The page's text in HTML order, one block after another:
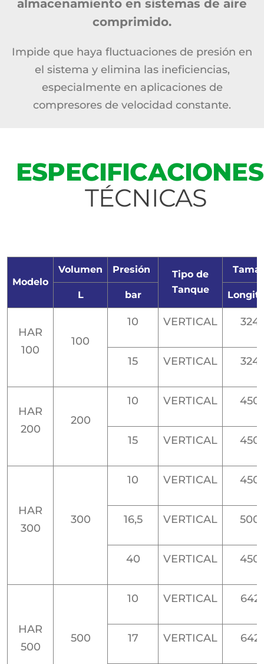
almacenamiento en sistemas de aire
comprimido.
Impide que haya fluctuaciones de presión en
el sistema y elimina las ineficiencias,
especialmente en aplicaciones de
compresores de velocidad constante.
ESPECIFICACIONES
TÉCNICAS
Modelo
Volumen Presión
Tipo de
Tanque
L bar
HAR
100
100
10 VERTICAL 324
15 VERTICAL 324
HAR
200
200
10 VERTICAL 450
15 VERTICAL 450
HAR
300
300
10 VERTICAL 450
16,5 VERTICAL 500
40 VERTICAL 450
HAR
500
500
10 VERTICAL 642
17 VERTICAL 642